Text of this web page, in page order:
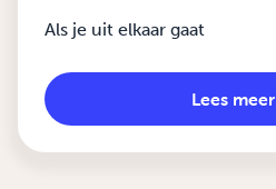
Als je uit elkaar gaat
Lees meer